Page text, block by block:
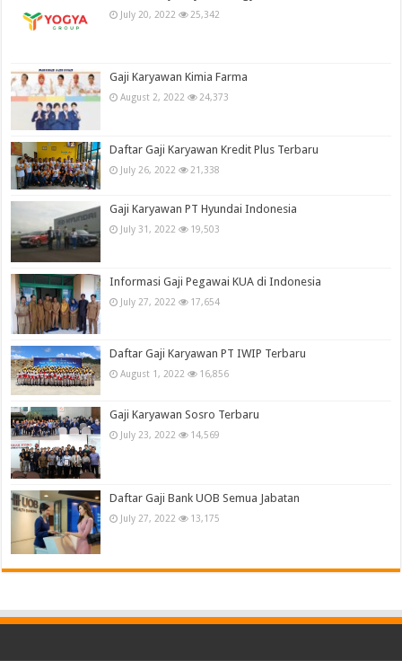
July 20, 2022 25,342
Gaji Karyawan Kimia Farma
August 2, 2022 24,373
Daftar Gaji Karyawan Kredit Plus Terbaru
July 26, 2022 21,338
Gaji Karyawan PT Hyundai Indonesia
July 31, 2022 19,503
Informasi Gaji Pegawai KUA di Indonesia
July 27, 2022 17,654
Daftar Gaji Karyawan PT IWIP Terbaru
August 1, 2022 16,856
Gaji Karyawan Sosro Terbaru
July 23, 2022 14,569
Daftar Gaji Bank UOB Semua Jabatan
July 27, 2022 13,175